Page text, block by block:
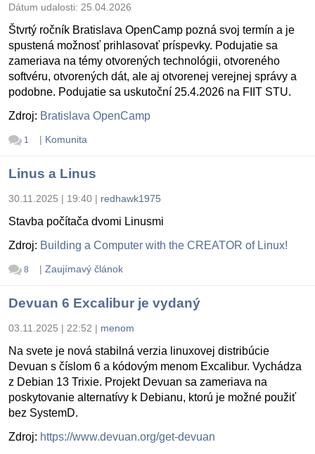
Dátum udalosti: 25.04.2026
Štvrtý ročník Bratislava OpenCamp pozná svoj termín a je
spustená možnosť prihlasovať príspevky. Podujatie sa
zameriava na témy otvorených technológii, otvoreného
softvéru, otvorených dát, ale aj otvorenej verejnej správy a
podobne. Podujatie sa uskutoční 25.4.2026 na FIIT STU.
Zdroj: Bratislava OpenCamp
1 | Komunita
Linus a Linus
30.11.2025 | 19:40 | redhawk1975
Stavba počítača dvomi Linusmi
Zdroj: Building a Computer with the CREATOR of Linux!
8 | Zaujímavý článok
Devuan 6 Excalibur je vydaný
03.11.2025 | 22:52 | menom
Na svete je nová stabilná verzia linuxovej distribúcie
Devuan s číslom 6 a kódovým menom Excalibur. Vychádza
z Debian 13 Trixie. Projekt Devuan sa zameriava na
poskytovanie alternatívy k Debianu, ktorú je možné použiť
bez SystemD.
Zdroj: https://www.devuan.org/get-devuan